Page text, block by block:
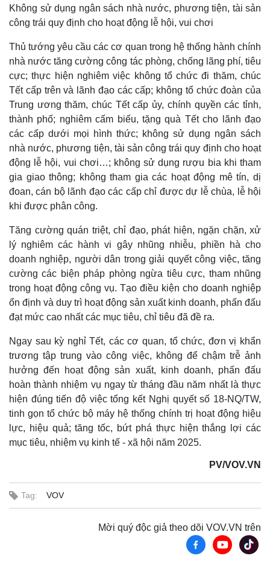
Sức khỏe
Dinh dưỡng - món ngon
Đời sống
Nhà đẹp
Blog
Tình yêu - Gia đình
Không sử dụng ngân sách nhà nước, phương tiện, tài sản
công trái quy định cho hoạt động lễ hội, vui chơi
Thủ tướng yêu cầu các cơ quan trong hệ thống hành chính
nhà nước tăng cường công tác phòng, chống lãng phí, tiêu
cực; thực hiện nghiêm việc không tổ chức đi thăm, chúc
Tết cấp trên và lãnh đạo các cấp; không tổ chức đoàn của
Trung ương thăm, chúc Tết cấp ủy, chính quyền các tỉnh,
thành phố; nghiêm cấm biếu, tặng quà Tết cho lãnh đạo
các cấp dưới mọi hình thức; không sử dụng ngân sách
nhà nước, phương tiện, tài sản công trái quy định cho hoạt
động lễ hội, vui chơi…; không sử dụng rượu bia khi tham
gia giao thông; không tham gia các hoạt động mê tín, dị
đoan, cán bộ lãnh đạo các cấp chỉ được dự lễ chùa, lễ hội
khi được phân công.
Tăng cường quán triệt, chỉ đạo, phát hiện, ngặn chặn, xử
lý nghiêm các hành vi gây nhũng nhiễu, phiền hà cho
doanh nghiệp, người dân trong giải quyết công việc, tăng
cường các biện pháp phòng ngừa tiêu cực, tham nhũng
trong hoạt động công vụ. Tạo điều kiện cho doanh nghiệp
ổn định và duy trì hoạt động sản xuất kinh doanh, phấn đấu
đạt mức cao nhất các mục tiêu, chỉ tiêu đã đề ra.
Ngay sau kỳ nghỉ Tết, các cơ quan, tổ chức, đơn vị khẩn
trương tập trung vào công việc, không để chậm trễ ảnh
hưởng đến hoạt động sản xuất, kinh doanh, phấn đấu
hoàn thành nhiệm vụ ngay từ tháng đầu năm nhất là thực
hiện đúng tiến độ việc tổng kết Nghị quyết số 18-NQ/TW,
tinh gọn tổ chức bộ máy hệ thống chính trị hoạt động hiệu
lực, hiệu quả; tăng tốc, bứt phá thực hiện thắng lợi các
mục tiêu, nhiệm vụ kinh tế - xã hội năm 2025.
PV/VOV.VN
Tag: VOV
Mời quý độc giả theo dõi VOV.VN trên